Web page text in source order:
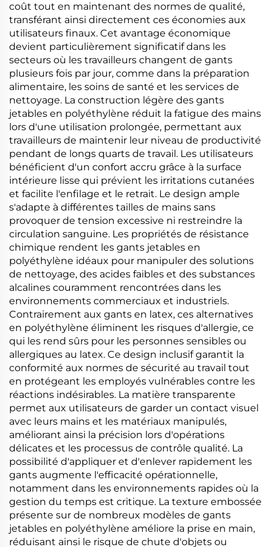
coût tout en maintenant des normes de qualité,
transférant ainsi directement ces économies aux
utilisateurs finaux. Cet avantage économique
devient particulièrement significatif dans les
secteurs où les travailleurs changent de gants
plusieurs fois par jour, comme dans la préparation
alimentaire, les soins de santé et les services de
nettoyage. La construction légère des gants
jetables en polyéthylène réduit la fatigue des mains
lors d'une utilisation prolongée, permettant aux
travailleurs de maintenir leur niveau de productivité
pendant de longs quarts de travail. Les utilisateurs
bénéficient d'un confort accru grâce à la surface
intérieure lisse qui prévient les irritations cutanées
et facilite l'enfilage et le retrait. Le design ample
s'adapte à différentes tailles de mains sans
provoquer de tension excessive ni restreindre la
circulation sanguine. Les propriétés de résistance
chimique rendent les gants jetables en
polyéthylène idéaux pour manipuler des solutions
de nettoyage, des acides faibles et des substances
alcalines couramment rencontrées dans les
environnements commerciaux et industriels.
Contrairement aux gants en latex, ces alternatives
en polyéthylène éliminent les risques d'allergie, ce
qui les rend sûrs pour les personnes sensibles ou
allergiques au latex. Ce design inclusif garantit la
conformité aux normes de sécurité au travail tout
en protégeant les employés vulnérables contre les
réactions indésirables. La matière transparente
permet aux utilisateurs de garder un contact visuel
avec leurs mains et les matériaux manipulés,
améliorant ainsi la précision lors d'opérations
délicates et les processus de contrôle qualité. La
possibilité d'appliquer et d'enlever rapidement les
gants augmente l'efficacité opérationnelle,
notamment dans les environnements rapides où la
gestion du temps est critique. La texture embossée
présente sur de nombreux modèles de gants
jetables en polyéthylène améliore la prise en main,
réduisant ainsi le risque de chute d'objets ou